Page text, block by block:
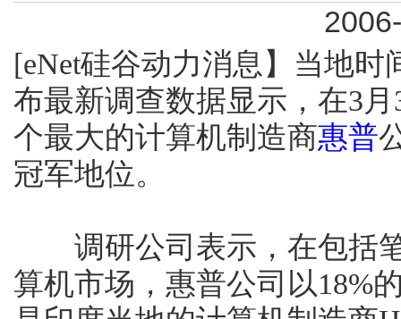
[eNet硅谷动力消息】当地
布最新调查数据显示，在3
个最大的计算机制造商惠普
冠军地位。
调研公司表示，在包括笔
算机市场，惠普公司以18%